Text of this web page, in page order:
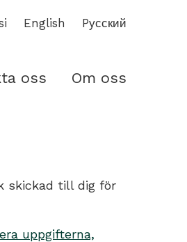
English Pусский
oss Om oss
skickad till dig för
uppgifterna,